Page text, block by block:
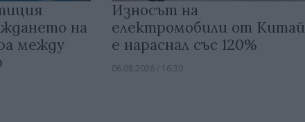
на
между
Износът на
електромобили от Китай
е нараснал със 120%
06.08.2026 / 16:30